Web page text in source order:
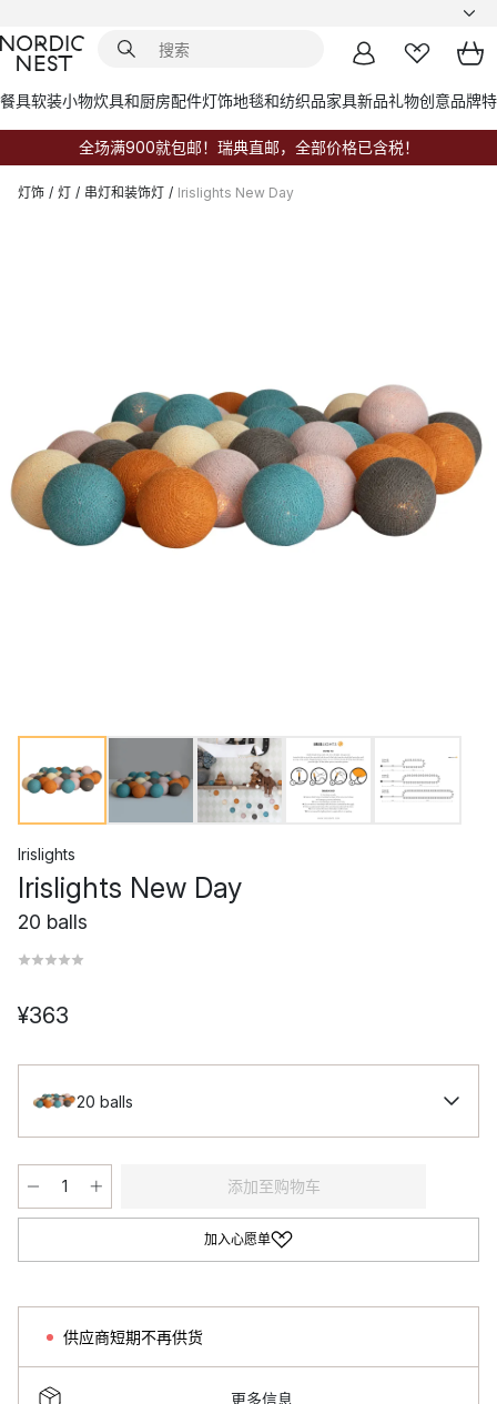
餐具软装小物炊具和厨房配件灯饰地毯和纺织品家具新品礼物创意品牌
全场满900就包邮！瑞典直邮，全部价格已含税！
灯饰 / 灯 / 串灯和装饰灯 / Irislights New Day
Irislights
Irislights New Day
20 balls
¥363
20 balls
添加至购物车
加入心愿单
供应商短期不再供货
更多信息